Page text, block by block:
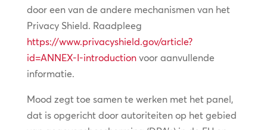
door een van de andere mechanismen van het
Privacy Shield. Raadpleeg
https://www.privacyshield.gov/article?
id=ANNEX-I-introductionvoor aanvullende
informatie.
Mood zegt toe samen te werken met het panel,
dat is opgericht door autoriteiten op het gebied